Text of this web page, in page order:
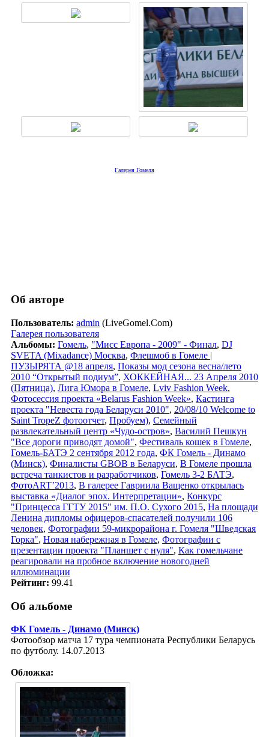
Галерея Гомеля
Об авторе
Пользователь: admin (LiveGomel.Com)
Галерея пользователя
Альбомы: Гомель, "Мисс Европа - 2009" - Финал, DJ
SVETA (Mixadance) Москва, Флешмоб в Гомеле |
ПУЗЫРЯТА @18 апреля, Показы мод сезона весна/лето
2010 “Открытый подиум”, ХОККЕЙНАЯ... 23 Апреля 2010
(Пятница), Лига Юмора в Гомеле, Lviv Fashion Week,
Фотосессия проекта «Belarus Fashion Week», Кастинга
проекта "Невеста года Беларуси 2010", 20/08/10 Welcome to
Saint TropeZ фотоотчет, Пробуем), Семейный
развлекательный центр «Чудо-остров», Василий Пешкун
"Все дороги приводят домой", Фестиваль кошек в Гомеле,
Гомель-БАТЭ 2 сентября 2012 года, ФК Гомель - Динамо
(Минск), Финалисты GBOB в Беларуси, В Гомеле прошла
встреча танкистов и разработчиков, Гомель 3-2 БАТЭ,
ФотоART’2013, В галерее Гавриила Ващенко открылась
выставка «Диалог эпох. Интерпретации», Конкурс
"Принцесса ГГТУ 2015" им. П.О. Сухого 2015, На площади
Ленина дипломы офицеров-спасателей получили 106
человек, Фотографии 59-микрорайона г. Гомеля "Шведская
Горка", Новая набережная в Гомеле, Фотографии с
презентации проекта "Планшет с нуля", Как гомельчане
реагировали на пробное включение новогодней
иллюминации
Рейтинг: 99.41
Об альбоме
ФК Гомель - Динамо (Минск)
Фотообзор матча 17 тура чемпионата Республики Беларусь
по футболу. 14.07.2013
Обложка: